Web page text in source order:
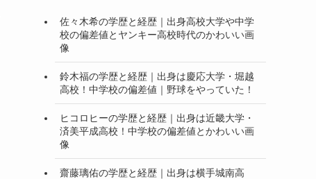
佐々木希の学歴と経歴｜出身高校大学や中学
校の偏差値とヤンキー高校時代のかわいい画
像
鈴木福の学歴と経歴｜出身は慶応大学・堀越
高校！中学校の偏差値｜野球をやっていた！
ヒコロヒーの学歴と経歴｜出身は近畿大学・
済美平成高校！中学校の偏差値とかわいい画
像
齋藤璃佑の学歴と経歴｜出身は横手城南高